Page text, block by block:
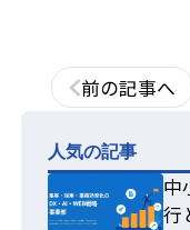
前の記事へ
人気の記事
中
行